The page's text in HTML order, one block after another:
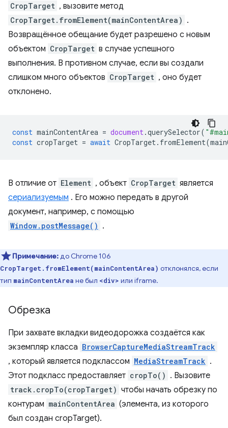
CropTarget , вызовите метод
CropTarget.fromElement(mainContentArea) .
Возвращённое обещание будет разрешено с новым
объектом CropTarget в случае успешного
выполнения. В противном случае, если вы создали
слишком много объектов CropTarget , оно будет
отклонено.
const mainContentArea = document .querySelector(
const cropTarget = await CropTarget . fromElement(
В отличие от Element , объект CropTarget является
сериализуемым . Его можно передать в другой
документ, например, с помощью
Window.postMessage() .
Примечание: до Chrome 106
CropTarget.fromElement(mainContentArea) отклонялся, если
тип mainContentArea не был <div> или iframe.
Обрезка
При захвате вкладки видеодорожка создаётся как
экземпляр класса BrowserCaptureMediaStreamTrack
, который является подклассом MediaStreamTrack .
Этот подкласс предоставляет cropTo() . Вызовите
track.cropTo(cropTarget) чтобы начать обрезку по
контурам mainContentArea (элемента, из которого
был создан cropTarget).